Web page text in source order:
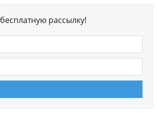
рассылку!